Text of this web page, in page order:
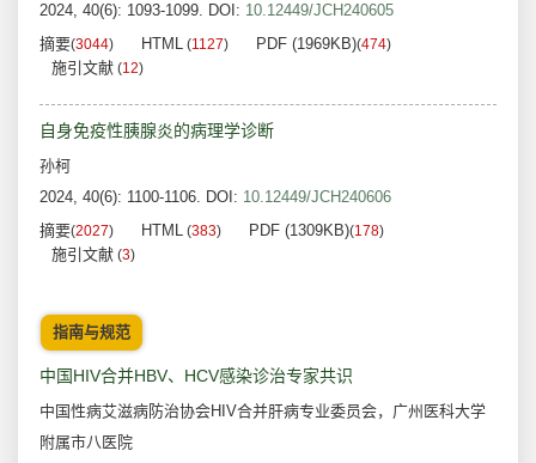
2024, 40(6): 1093-1099. DOI: 10.12449/JCH240605
摘要(3044) HTML (1127) PDF (1969KB)(474)
施引文献 (12)
自身免疫性胰腺炎的病理学诊断
孙柯
2024, 40(6): 1100-1106. DOI: 10.12449/JCH240606
摘要(2027) HTML (383) PDF (1309KB)(178)
施引文献 (3)
指南与规范
中国HIV合并HBV、HCV感染诊治专家共识
中国性病艾滋病防治协会HIV合并肝病专业委员会，广州医科大学
附属市八医院